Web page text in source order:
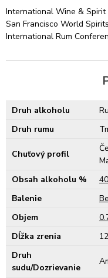
International Wine & Spirit
San Francisco World
International Rum
Druh alkoholu
Druh rumu
Chuťový profil
Obsah alkoholu %
40
Balenie
Objem
Dĺžka zrenia
Druh
sudu/Dozrievanie